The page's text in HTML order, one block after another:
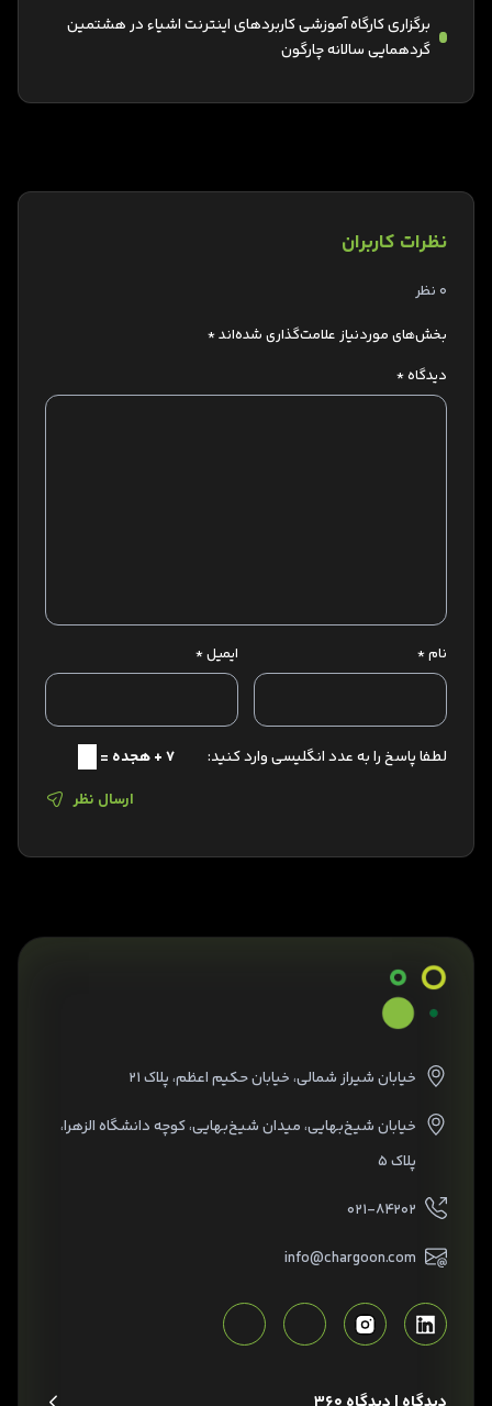
برگزاری کارگاه آموزشی کاربردهای اینترنت اشیاء در هشتمین
گردهمایی سالانه چارگون
نظرات کاربران
0 نظر
بخش‌های موردنیاز علامت‌گذاری شده‌اند*
دیدگاه*
نام* ایمیل*
لطفا پاسخ را به عدد انگلیسی وارد کنید:
7 + هجده =
ارسال نظر
خیابان شیراز شمالی، خیابان حکیم اعظم، پلاک ۲۱
خیابان شیخ‌بهایی، میدان شیخ‌بهایی، کوچه دانشگاه الزهرا،
پلاک ۵
۰۲۱-۸۴۲۰۲
info@chargoon.com